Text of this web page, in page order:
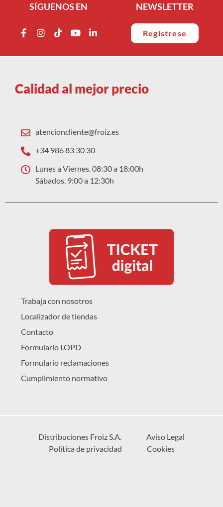
SÍGUENOS EN NEWSLETTER
Regístrese
Calidad al mejor precio
atencioncliente@froiz.es
+34 986 83 30 30
Lunes a Viernes. 08:30 a 18:00h
Sábados. 9:00 a 12:30h
Trabaja con nosotros
Localizador de tiendas
Contacto
Formulario LOPD
Formulario reclamaciones
Cumplimiento normativo
Distribuciones Froiz S.A.
Aviso Legal
Política de privacidad
Cookies